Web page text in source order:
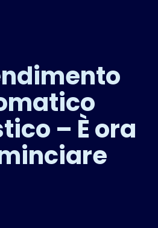
– È ora